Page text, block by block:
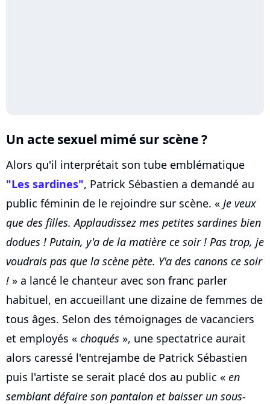
Un acte sexuel mimé sur scène ?
Alors qu'il interprétait son tube emblématique
"Les sardines", Patrick Sébastien a demandé au
public féminin de le rejoindre sur scène. « Je veux
que des filles. Applaudissez mes petites sardines bien
dodues ! Putain, y'a de la matière ce soir ! Pas trop, je
voudrais pas que la scène pète. Y'a des canons ce soir
! » a lancé le chanteur avec son franc parler
habituel, en accueillant une dizaine de femmes de
tous âges. Selon des témoignages de vacanciers
et employés « choqués », une spectatrice aurait
alors caressé l'entrejambe de Patrick Sébastien
puis l'artiste se serait placé dos au public « en
semblant défaire son pantalon et baisser un sous-